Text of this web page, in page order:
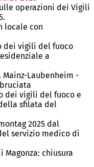
operazioni dei Vigili
locale con
dei vigili del fuoco
a
Laubenheim -
dei vigili del fuoco e
sfilata del
2025 dal
servizio medico di
Magonza: chiusura